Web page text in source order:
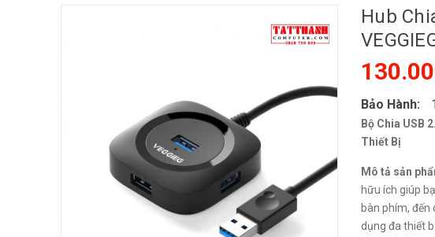
Hub
Bảo Hành:
Bộ Chia USB
Thiết Bị
Mô tả sản
hữu ích giúp
bàn phím, đến
dụng đa thiết